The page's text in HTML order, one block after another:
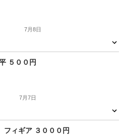
7月8日
その他５００円
7月7日
本/CD/DVD 漫画
フィギア ３０００円